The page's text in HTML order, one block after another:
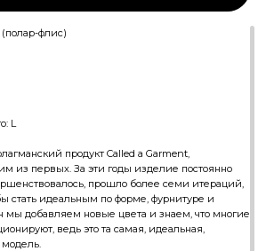
(полар-флис)
L
продукт Called a Garment,
из первых. За эти годы изделие постоянно
прошло более семи итераций,
стать идеальным по форме, фурнитуре и
мы добавляем новые цвета и знаем, что многие
ведь это та самая, идеальная,